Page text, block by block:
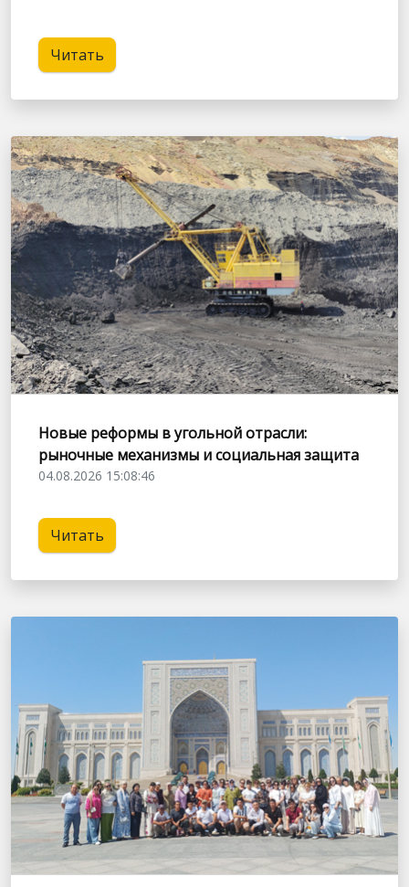
Читать
Новые реформы в угольной отрасли:
рыночные механизмы и социальная защита
04.08.2026 15:08:46
Читать